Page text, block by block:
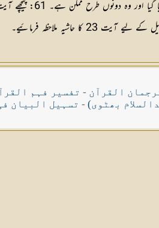
ملاحظہ فرمائیے۔
القرآن - تفسیر فہم
بھٹوی) - تسہیل البیان